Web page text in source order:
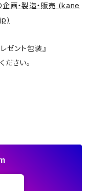
画・製造・販売 (kane
ゼント包装』
ださい。